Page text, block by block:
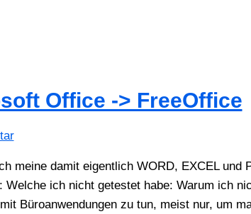
Office -> FreeOffice
meine damit eigentlich WORD, EXCEL und
ich nicht getestet habe: Warum ich
Büroanwendungen zu tun, meist nur, um